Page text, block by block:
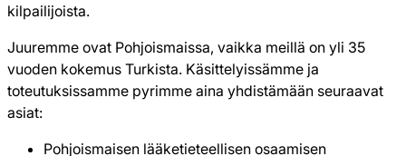
kilpailijoista.
Juuremme ovat Pohjoismaissa, vaikka meillä on yli 35
vuoden kokemus Turkista. Käsittelyissämme ja
toteutuksissamme pyrimme aina yhdistämään seuraavat
asiat:
Pohjoismaisen lääketieteellisen osaamisen